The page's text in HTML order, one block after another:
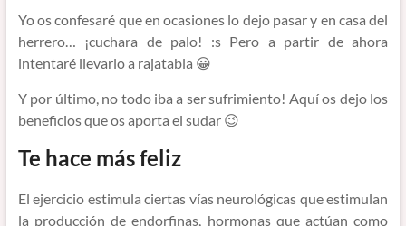
Yo os confesaré que en ocasiones lo dejo pasar y en casa del
herrero… ¡cuchara de palo! :s Pero a partir de ahora
intentaré llevarlo a rajatabla 😀
Y por último, no todo iba a ser sufrimiento! Aquí os dejo los
beneficios que os aporta el sudar 😉
Te hace más feliz
El ejercicio estimula ciertas vías neurológicas que estimulan
la producción de endorfinas, hormonas que actúan como